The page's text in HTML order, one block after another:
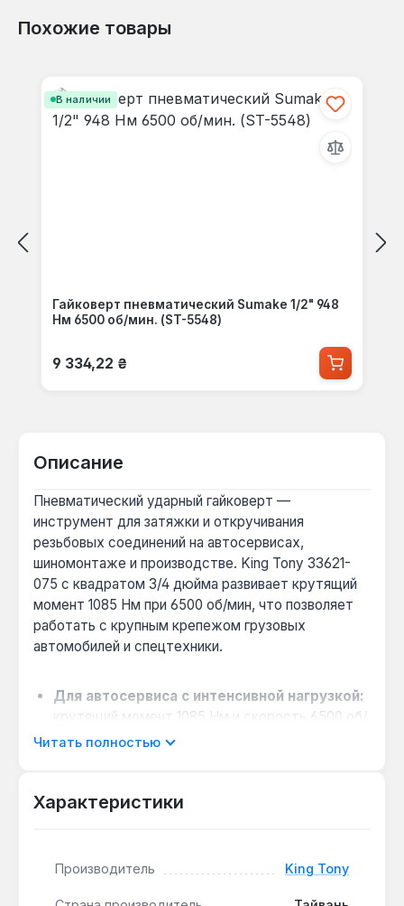
Похожие товары
В наличии
Гайковерт пневматический Sumake 1/2" 948
Нм 6500 об/мин. (ST-5548)
Обычная цена:
9 334,22 ₴
Описание
Пневматический ударный гайковерт —
инструмент для затяжки и откручивания
резьбовых соединений на автосервисах,
шиномонтаже и производстве. King Tony 33621-
075 с квадратом 3/4 дюйма развивает крутящий
момент 1085 Нм при 6500 об/мин, что позволяет
работать с крупным крепежом грузовых
автомобилей и спецтехники.
Для автосервиса с интенсивной нагрузкой:
крутящий момент 1085 Нм и скорость 6500 об/
мин обеспечивают быструю затяжку
Выбор между 3 скоростями:
заржавевших болтов (высокая скорость с
Читать полностью
Характеристики
Производитель King Tony